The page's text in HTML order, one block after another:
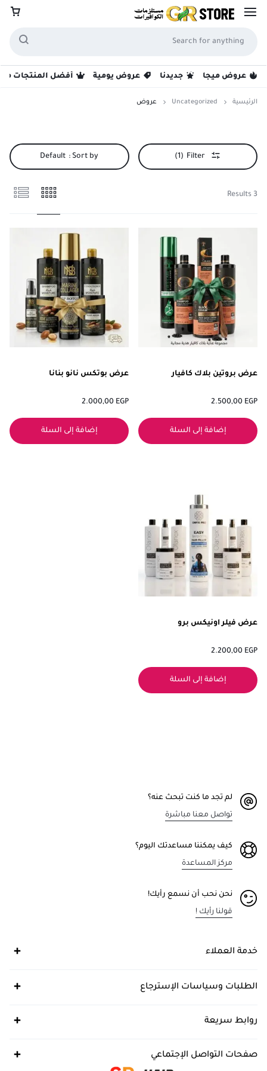
عروض ميجا جديدنا عروض يومية أفضل المنتجات
الرئيسية Uncategorized عروض
عروض
Filter
(1)
Sort by :
Default
3 Results
عرض بروتين بلاك كافيار
2.500,00 EGP
إضافة إلى السلة
عرض بوتكس نانو بنانا
2.000,00 EGP
إضافة إلى السلة
عرض فيلر اونيكس برو
2.200,00 EGP
إضافة إلى السلة
لم تجد ما كنت تبحث عنه؟
تواصل معنا مباشرة
كيف يمكننا مساعدتك اليوم؟
مركز المساعدة
نحن نحب أن نسمع رأيك!
قولنا رأيك !
خدمة العملاء
الطلبات وسياسات الإسترجاع
روابط سريعة
صفحات التواصل الإجتماعي